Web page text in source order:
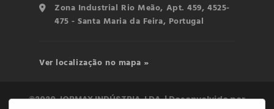
Zona Industrial Rio Meão, Apt. 459, 4525-
475 - Santa Maria da Feira, Portugal
Ver localização no mapa »
©2020 JORMAX INDÚSTRIA, LDA. | Desenvolvido por